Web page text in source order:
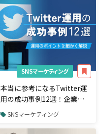
編】
SNSマーケティング
本当に参考になるTwitter運
用の成功事例12選！企業ア
カウントの運用ポイントも
SNSマーケティング